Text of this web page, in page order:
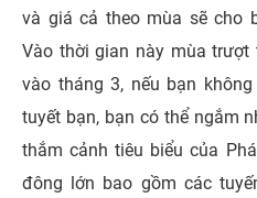
và giá cả theo mùa sẽ cho
Vào thời gian này mùa trượt
vào tháng 3, nếu bạn
tuyết bạn, bạn có thể ngắm
thắm cảnh tiêu biểu của
đông lớn bao gồm các